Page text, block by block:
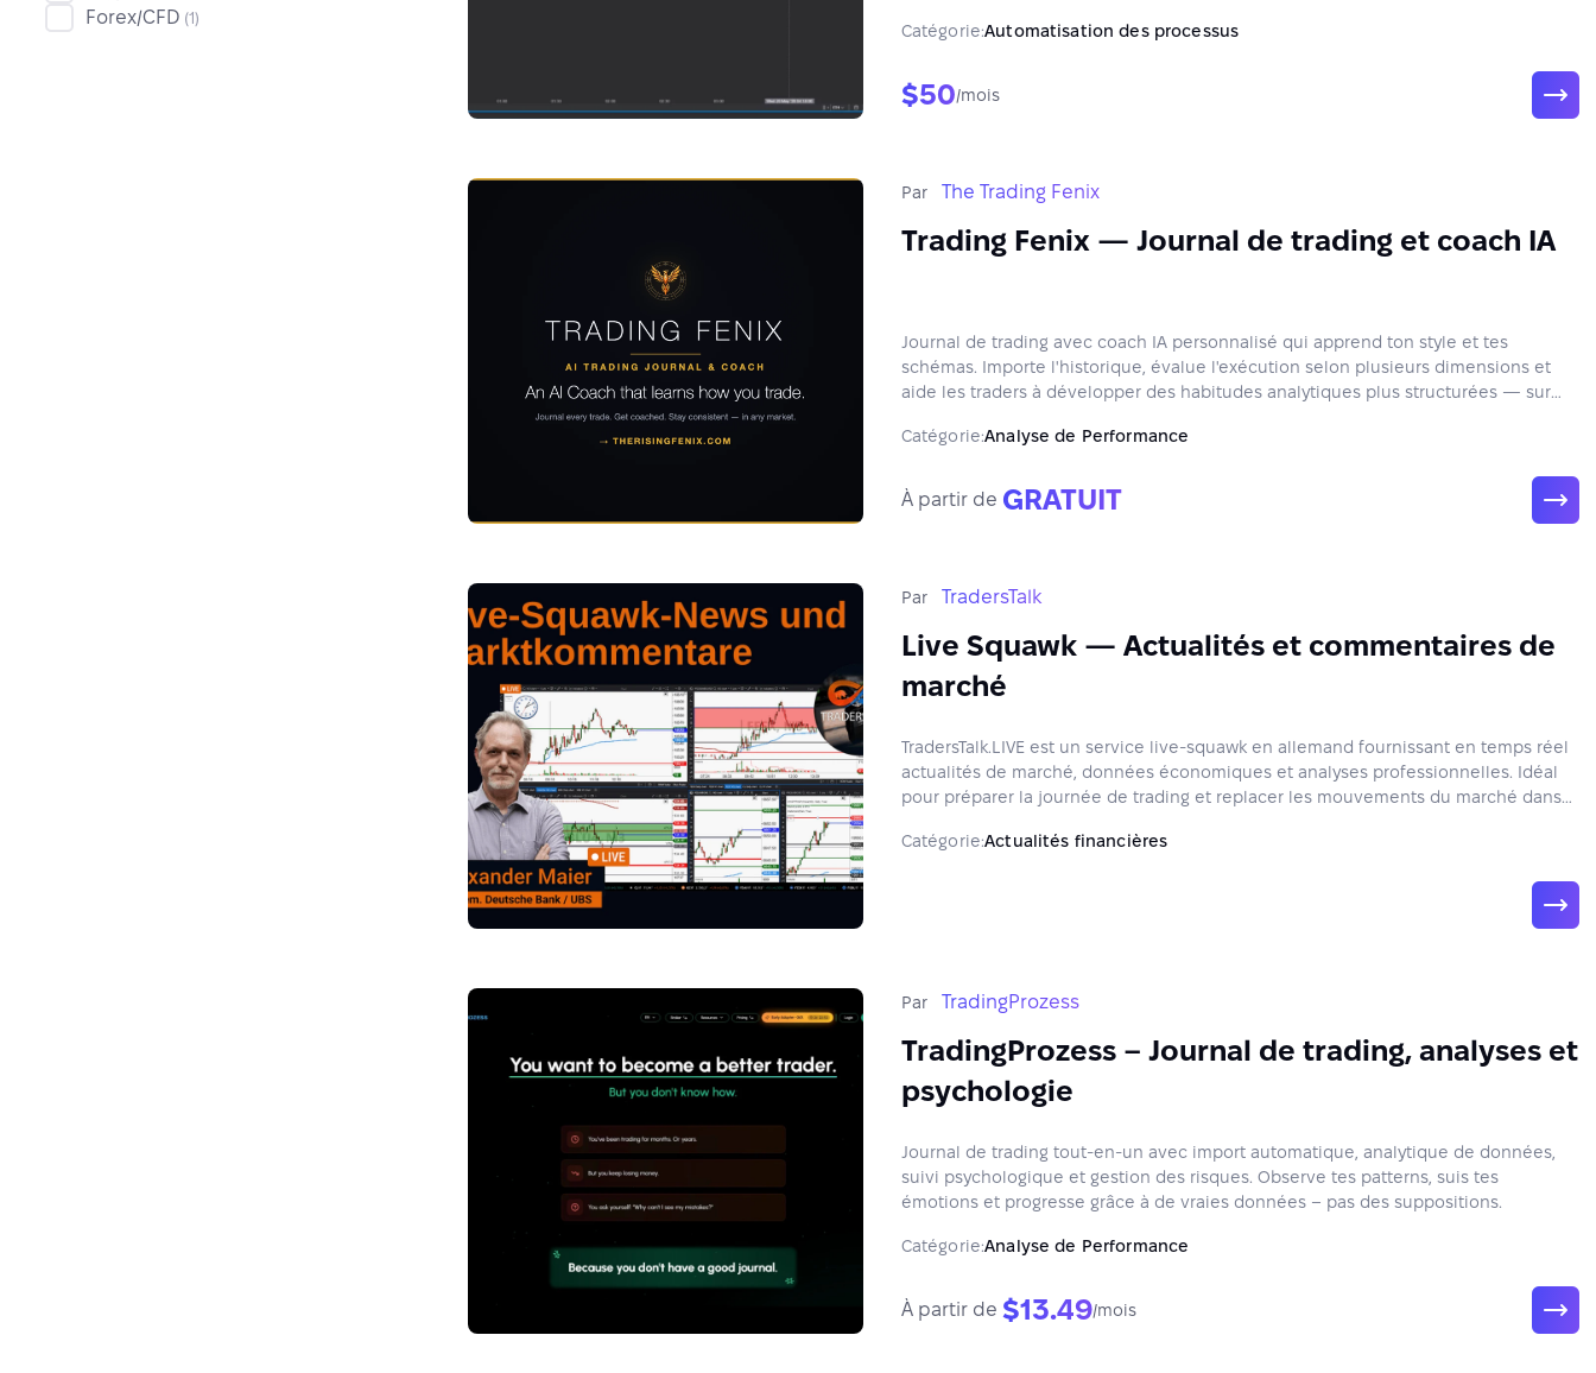
Forex/CFD (1)
Catégorie:Automatisation des processus
$50/mois
Par The Trading Fenix
Trading Fenix — Journal de trading et coach IA
Journal de trading avec coach IA personnalisé qui apprend ton style et tes
schémas. Importe l'historique, évalue l'exécution selon plusieurs dimensions et
aide les traders à développer des habitudes analytiques plus structurées — sur
Catégorie:Analyse de Performance
À partir de GRATUIT
Par TradersTalk
Live Squawk — Actualités et commentaires de
marché
TradersTalk.LIVE est un service live‑squawk en allemand fournissant en temps réel
actualités de marché, données économiques et analyses professionnelles. Idéal
pour préparer la journée de trading et replacer les mouvements du marché dans
Catégorie:Actualités financières
Par TradingProzess
TradingProzess – Journal de trading, analyses et
psychologie
Journal de trading tout-en-un avec import automatique, analytique de données,
suivi psychologique et gestion des risques. Observe tes patterns, suis tes
émotions et progresse grâce à de vraies données – pas des suppositions.
Catégorie:Analyse de Performance
À partir de $13.49/mois